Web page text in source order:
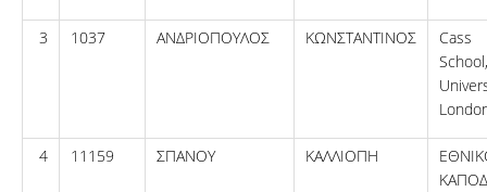
3 1037 ΑΝΔΡΙΟΠΟΥΛΟΣ ΚΩΝΣΤΑΝΤΙΝΟΣ
Cass
4 11159 ΣΠΑΝΟΥ ΚΑΛΛΙΟΠΗ